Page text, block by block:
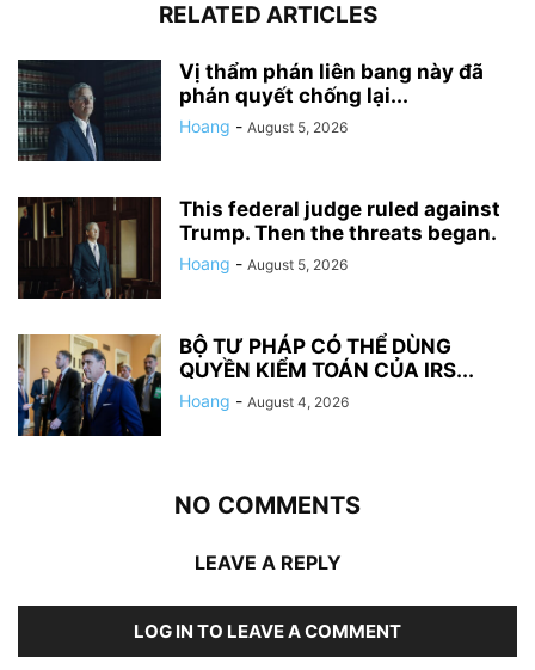
RELATED ARTICLES
Vị thẩm phán liên bang này đã
phán quyết chống lại...
Hoang - August 5, 2026
This federal judge ruled against
Trump. Then the threats began.
Hoang - August 5, 2026
BỘ TƯ PHÁP CÓ THỂ DÙNG
QUYỀN KIỂM TOÁN CỦA IRS...
Hoang - August 4, 2026
NO COMMENTS
LEAVE A REPLY
LOG IN TO LEAVE A COMMENT